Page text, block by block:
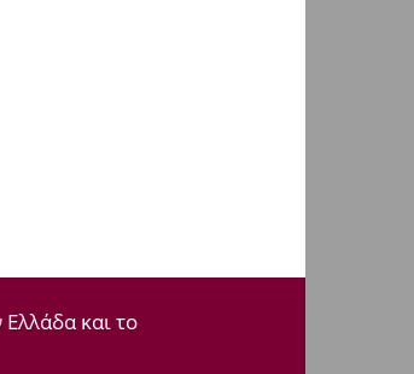
και το